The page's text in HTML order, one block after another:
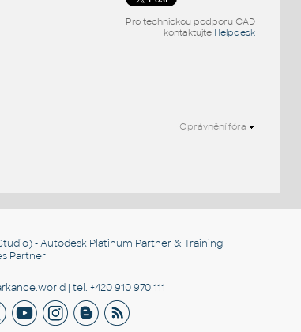
Pro technickou podporu CAD
kontaktujte Helpdesk
Oprávnění fóra
- Autodesk Platinum Partner & Training
Partner
| tel. +420 910 970 111